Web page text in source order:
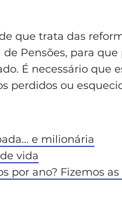
que trata das
Pensões, para
É necessário que
perdidos ou
e milionária
vida
por ano? Fizemos